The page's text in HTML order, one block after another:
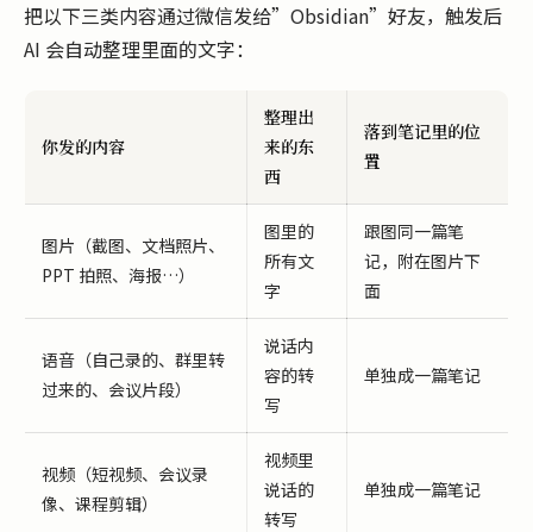
把以下三类内容通过微信发给”Obsidian”好友，触发后
AI 会自动整理里面的文字：
你发的内容
整理出
来的东
西
落到笔记里的位
置
图片（截图、文档照片、
PPT 拍照、海报…）
图里的
所有文
字
跟图同一篇笔
记，附在图片下
面
语音（自己录的、群里转
过来的、会议片段）
说话内
容的转
写
单独成一篇笔记
视频（短视频、会议录
像、课程剪辑）
视频里
说话的
转写
单独成一篇笔记